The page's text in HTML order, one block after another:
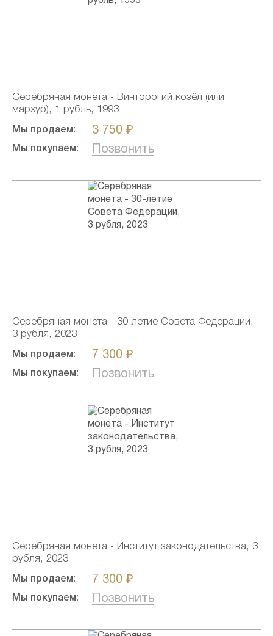
Серебряная монета - Винторогий козёл (или
мархур), 1 рубль, 1993
Мы продаем: 3 750 ₽
Мы покупаем: Позвонить
Серебряная монета - 30-летие Совета Федерации,
3 рубля, 2023
Мы продаем: 7 300 ₽
Мы покупаем: Позвонить
Серебряная монета - Институт законодательства, 3
рубля, 2023
Мы продаем: 7 300 ₽
Мы покупаем: Позвонить